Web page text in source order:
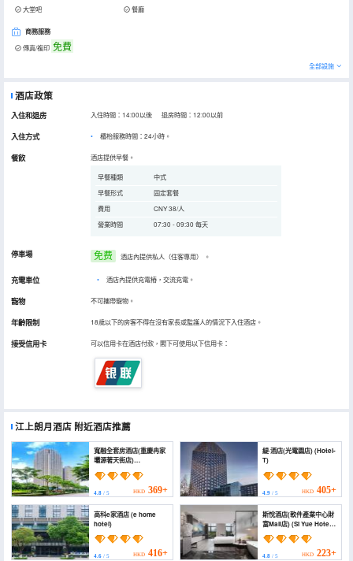
大堂吧 餐廳
商務服務
傳真/複印 免費
全部設施
酒店政策
入住和退房 入住時間：14:00以後 退房時間：12:00以前
入住方式 櫃枱服務時間：24小時。
餐飲 酒店提供早餐。
早餐種類
中式
早餐形式
固定套餐
費用
CNY 38/人
營業時間
07:30 - 09:30 每天
停車場 免费 酒店內提供私人（住客專用） 。
充電車位 • 酒店內提供充電樁，交流充電。
寵物 不可攜帶寵物。
年齡限制 18歲以下的房客不得在沒有家長或監護人的情況下入住酒店。
接受信用卡 可以信用卡在酒店付款，閣下可使用以下信用卡：
江上朗月酒店 附近酒店推薦
寬融全套房酒店(重慶冉家
壩源著天街店)
Hotel (Chongqing
Jiangbei Yuanzhu))
4.8 / 5 HKD 369+
緹·酒店(光電園店) (Hotel-
T)
4.9/ 5 HKD 405+
高科e家酒店 (e home
hotel)
4.6 / 5 HKD 416+
斯悅酒店(軟件產業中心財
富Mall店) (Si Yue Hotel
(Software Industry
Center Wealth Mall
Branch))
4.8/ 5 HKD 223+